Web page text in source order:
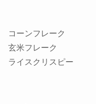
コーンフレーク
玄米フレーク
ライスクリスピー